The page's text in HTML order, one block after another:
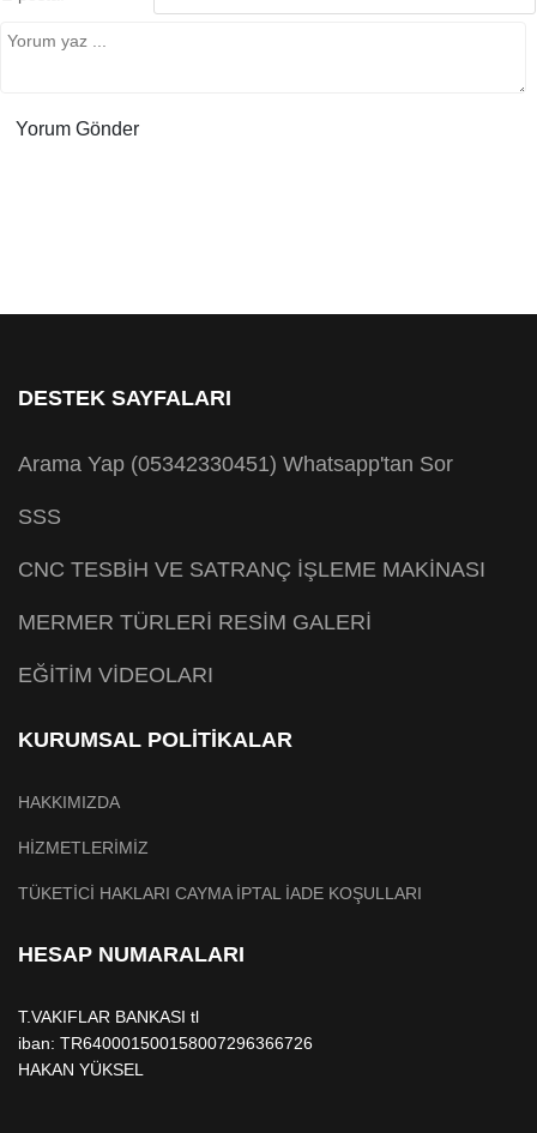
DESTEK SAYFALARI
Arama Yap (05342330451) Whatsapp'tan Sor
SSS
CNC TESBİH VE SATRANÇ İŞLEME MAKİNASI
MERMER TÜRLERİ RESİM GALERİ
EĞİTİM VİDEOLARI
KURUMSAL POLİTİKALAR
HAKKIMIZDA
HİZMETLERİMİZ
TÜKETİCİ HAKLARI CAYMA İPTAL İADE KOŞULLARI
HESAP NUMARALARI
T.VAKIFLAR BANKASI tl
iban: TR640001500158007296366726
HAKAN YÜKSEL